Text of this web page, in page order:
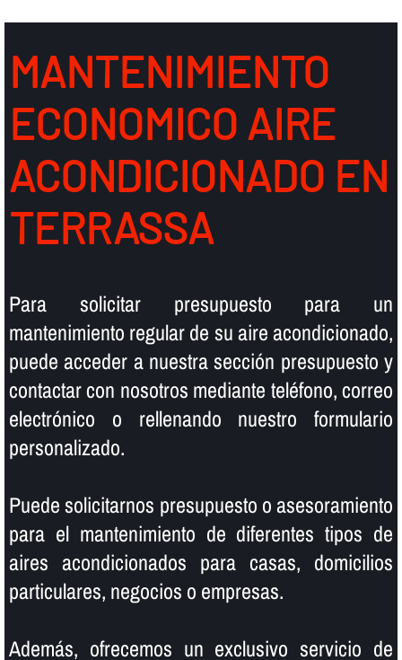
MANTENIMIENTO
ECONOMICO AIRE
ACONDICIONADO EN
TERRASSA
Para solicitar presupuesto para un
mantenimiento regular de su aire acondicionado,
puede acceder a nuestra sección presupuesto y
contactar con nosotros mediante teléfono, correo
electrónico o rellenando nuestro formulario
personalizado.
Puede solicitarnos presupuesto o asesoramiento
para el mantenimiento de diferentes tipos de
aires acondicionados para casas, domicilios
particulares, negocios o empresas.
Además, ofrecemos un exclusivo servicio de